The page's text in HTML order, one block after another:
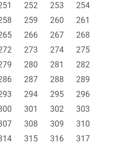
252 253
254
259 260
261
266 267
268
273 274
275
280 281
282
287 288
289
294 295
296
301 302
303
308 309
310
315 316
317